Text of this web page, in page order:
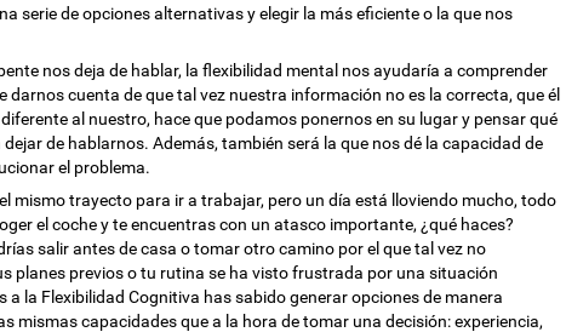
serie de opciones alternativas y elegir la más eficiente o la que nos
nos deja de hablar, la flexibilidad mental nos ayudaría a comprender
darnos cuenta de que tal vez nuestra información no es la correcta, que él
al nuestro, hace que podamos ponernos en su lugar y pensar qué
de hablarnos. Además, también será la que nos dé la capacidad de
el problema.
mismo trayecto para ir a trabajar, pero un día está lloviendo mucho, todo
el coche y te encuentras con un atasco importante, ¿qué haces?
salir antes de casa o tomar otro camino por el que tal vez no
planes previos o tu rutina se ha visto frustrada por una situación
a la Flexibilidad Cognitiva has sabido generar opciones de manera
mismas capacidades que a la hora de tomar una decisión: experiencia,